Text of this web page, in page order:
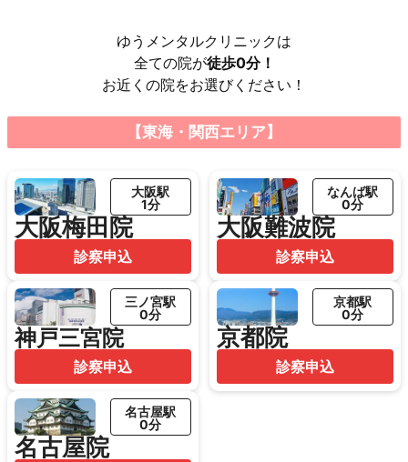
ゆうメンタルクリニックは
全ての院が徒歩0分！
お近くの院をお選びください！
【東海・関西エリア】
大阪梅田院
大阪駅
1分
診察申込
大阪難波院
なんば駅
0分
診察申込
神戸三宮院
三ノ宮駅
0分
診察申込
京都院
京都駅
0分
診察申込
名古屋院
名古屋駅
0分